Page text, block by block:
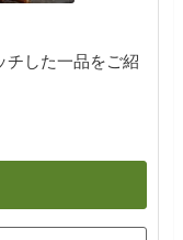
チした一品をご紹